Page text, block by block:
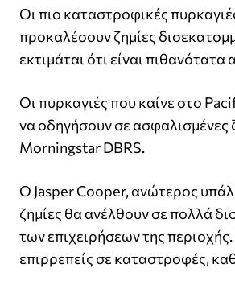
Οι πιο καταστροφικές
προκαλέσουν ζημίες
εκτιμάται ότι είναι
Οι πυρκαγιές που καίνε στο
να οδηγήσουν σε ασφαλισμένες
Morningstar DBRS.
Ο Jasper Cooper, ανώτερος
ζημίες θα ανέλθουν σε πολλά
των επιχειρήσεων της
επιρρεπείς σε καταστροφές,